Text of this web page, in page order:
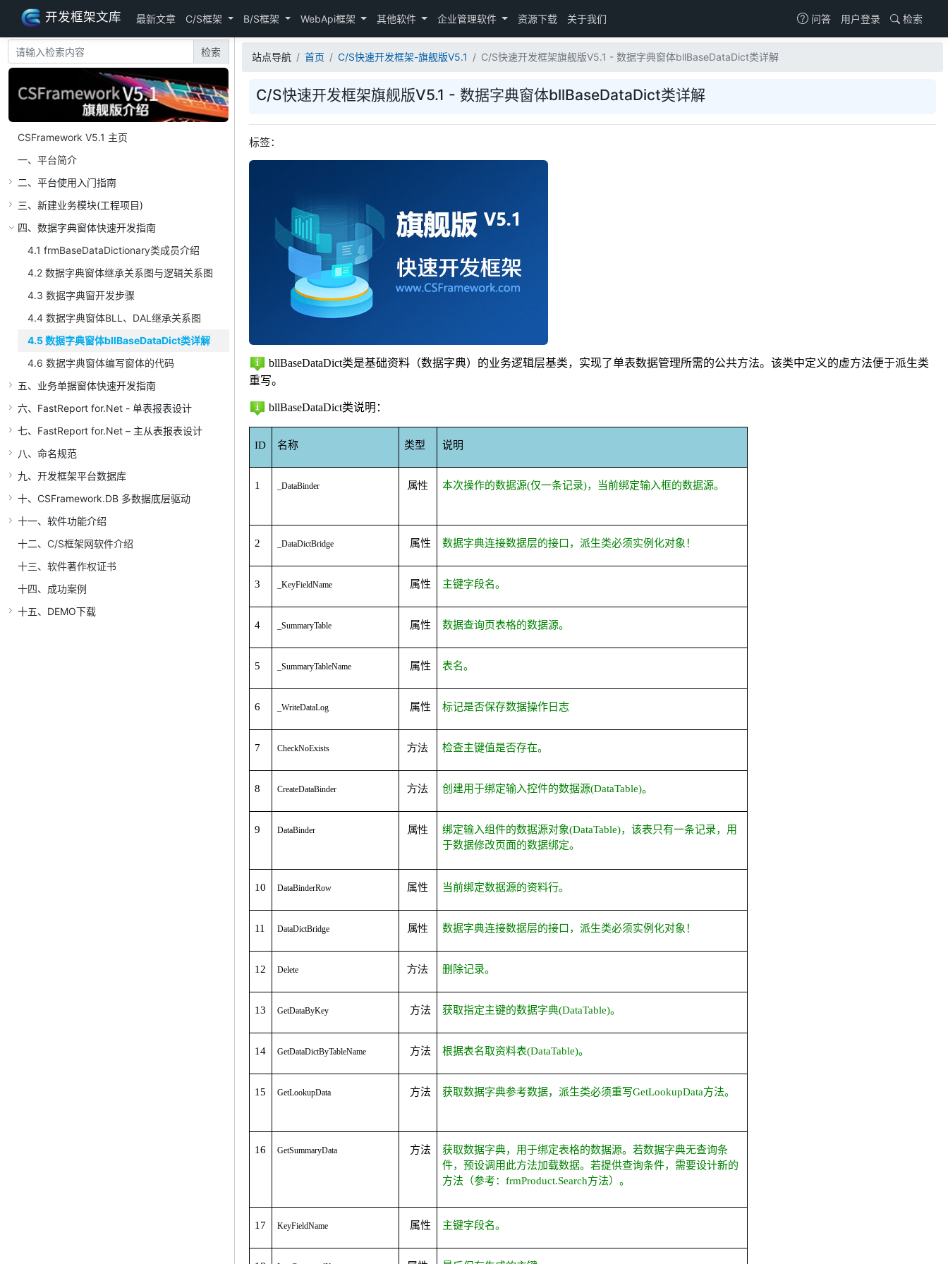
开发框架文库 最新文章 C/S框架 B/S框架 WebApi框架 其他软件 企业管理软件 资源下载 关于我们 问答 用户登录 检索
检索
CSFramework V5.1 主页
一、平台简介
二、平台使用入门指南
三、新建业务模块(工程项目)
四、数据字典窗体快速开发指南
4.1 frmBaseDataDictionary类成员介绍
4.2 数据字典窗体继承关系图与逻辑关系图
4.3 数据字典窗开发步骤
4.4 数据字典窗体BLL、DAL继承关系图
4.5 数据字典窗体bllBaseDataDict类详解
4.6 数据字典窗体编写窗体的代码
五、业务单据窗体快速开发指南
六、FastReport for.Net - 单表报表设计
七、FastReport for.Net – 主从表报表设计
八、命名规范
九、开发框架平台数据库
十、CSFramework.DB 多数据底层驱动
十一、软件功能介绍
十二、C/S框架网软件介绍
十三、软件著作权证书
十四、成功案例
十五、DEMO下载
站点导航 首页 C/S快速开发框架-旗舰版V5.1 C/S快速开发框架旗舰版V5.1 - 数据字典窗体bllBaseDataDict类详解
C/S快速开发框架旗舰版V5.1 - 数据字典窗体bllBaseDataDict类详解
标签：
bllBaseDataDict类是基础资料（数据字典）的业务逻辑层基类，实现了单表数据管理所需的公共方法。该类中定义的虚方法便于派生类
重写。
bllBaseDataDict类说明：
ID 名称 类型 说明
1 _DataBinder 属性 本次操作的数据源(仅一条记录)，当前绑定输入框的数据源。
2 _DataDictBridge 属性 数据字典连接数据层的接口，派生类必须实例化对象！
3 _KeyFieldName 属性 主键字段名。
4 _SummaryTable 属性 数据查询页表格的数据源。
5 _SummaryTableName 属性 表名。
6 _WriteDataLog 属性 标记是否保存数据操作日志
7 CheckNoExists 方法 检查主键值是否存在。
8 CreateDataBinder 方法 创建用于绑定输入控件的数据源(DataTable)。
9 DataBinder 属性 绑定输入组件的数据源对象(DataTable)，该表只有一条记录，用
于数据修改页面的数据绑定。
10 DataBinderRow 属性 当前绑定数据源的资料行。
11 DataDictBridge 属性 数据字典连接数据层的接口，派生类必须实例化对象！
12 Delete 方法 删除记录。
13 GetDataByKey 方法 获取指定主键的数据字典(DataTable)。
14 GetDataDictByTableName 方法 根据表名取资料表(DataTable)。
15 GetLookupData 方法 获取数据字典参考数据，派生类必须重写GetLookupData方法。
16 GetSummaryData 方法
获取数据字典，用于绑定表格的数据源。若数据字典无查询条
件，预设调用此方法加载数据。若提供查询条件，需要设计新的
方法（参考：frmProduct.Search方法）。
17 KeyFieldName 属性 主键字段名。